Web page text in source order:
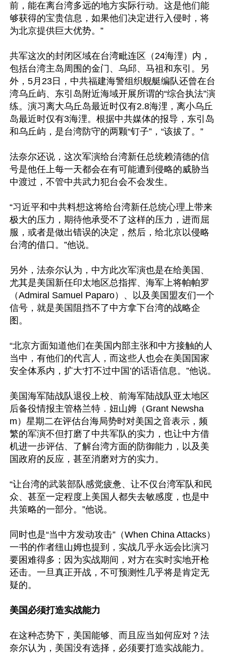
前，能在离台湾多远的地方实际行动。这是他们能
够获得的宝贵信息，如果他们决定进行入侵时，将
为北京提供巨大优势。”
共军这次的封闭区域在台湾毗连区（24海浬）内，
包括台湾主岛周围的金门、乌邱、马祖和东引。另
外，5月23日，中共福建海警组织舰艇编队还曾在台
湾乌丘屿、东引岛附近海域开展所谓的“综合执法”演
练。演习离大乌丘岛最近时仅有2.8海浬，离小乌丘
岛最近时仅有3海浬。根据中共媒体的报导，东引岛
和乌丘屿，是台湾防守的两颗“钉子”，“该拔了。”
法奈尔还说，这次军演给台湾新任总统赖清德的信
号是他任上每一天都会在有可能遭到侵略的威胁当
中渡过，不管中共武力犯台会不会发生。
“习近平和中共料想这将给台湾新任总统心理上带来
极大的压力，期待他承受不了这样的压力，进而屈
服，或者是做出错误的决定，然后，给北京以侵略
台湾的借口。”他说。
另外，法奈尔认为，中方此次军演也是在给美国、
尤其是美国新任印太地区总指挥、海军上将帕帕罗
（Admiral Samuel Paparo）、以及美国盟友们一个
信号，就是美国阻挡不了中方拿下台湾的战略企
图。
“北京方面知道他们在美国内部主张和中方接触的人
当中，有他们的代言人，而这些人也会在美国国家
安全体系内，扩大‘打不过中国’的话语信息。”他说。
美国海军陆战队退役上校、前海军陆战队亚太地区
后备役情报主管格兰特．妞山姆（Grant Newsha
m）星期二在评估台海局势时对美国之音表示，频
繁的军演不但打磨了中共军队的实力，也让中方借
机进一步评估、了解台湾方面的防御能力，以及美
国政府的反应，甚至消磨对方的实力。
“让台湾的武装部队感觉疲惫、让不仅台湾军队和民
众、甚至一定程度上美国人都失去敏感度，也是中
共策略的一部分。”他说。
同时也是“当中方发动攻击”（When China Attacks）
一书的作者纽山姆也提到，实战几乎永远会比演习
要困难得多；因为实战期间，对方在实时实地开枪
还击。一旦真正开战，不可预测性几乎将是肯定无
疑的。
美国必须打造实战能力
在这种态势下，美国能够、而且应当如何应对？法
奈尔认为，美国没有选择，必须要打造实战能力。